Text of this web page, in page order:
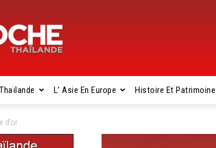
L’ Asie En Europe Histoire Et Patrimoine
d’or